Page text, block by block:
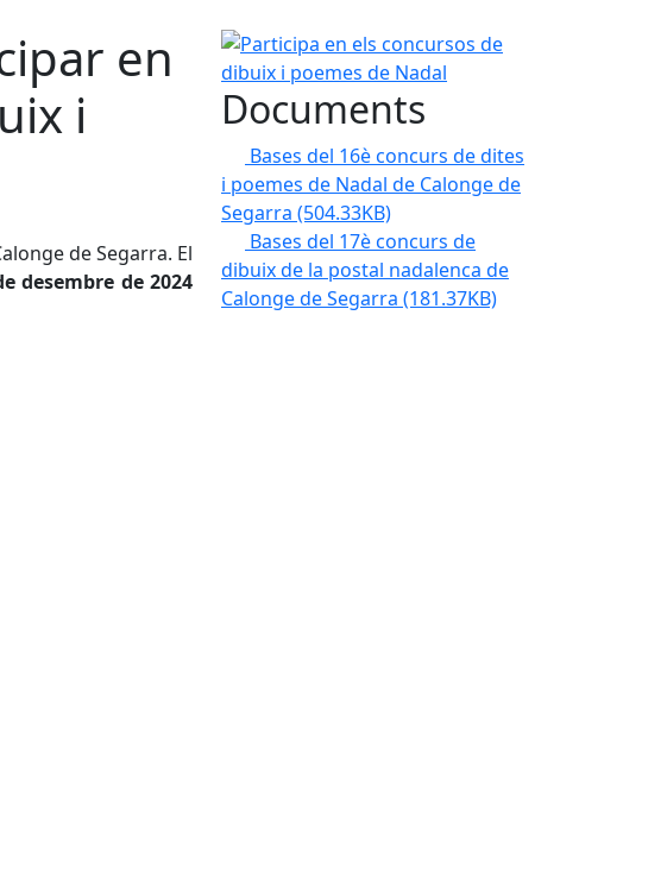
en
i
de Segarra. El
desembre de 2024
Participa en els concursos de dibuix i poemes de
Documents
Bases del 16è concurs de dites
i poemes de Nadal de Calonge de
Segarra (504.33KB)
Bases del 17è concurs de
dibuix de la postal nadalenca de
Calonge de Segarra (181.37KB)